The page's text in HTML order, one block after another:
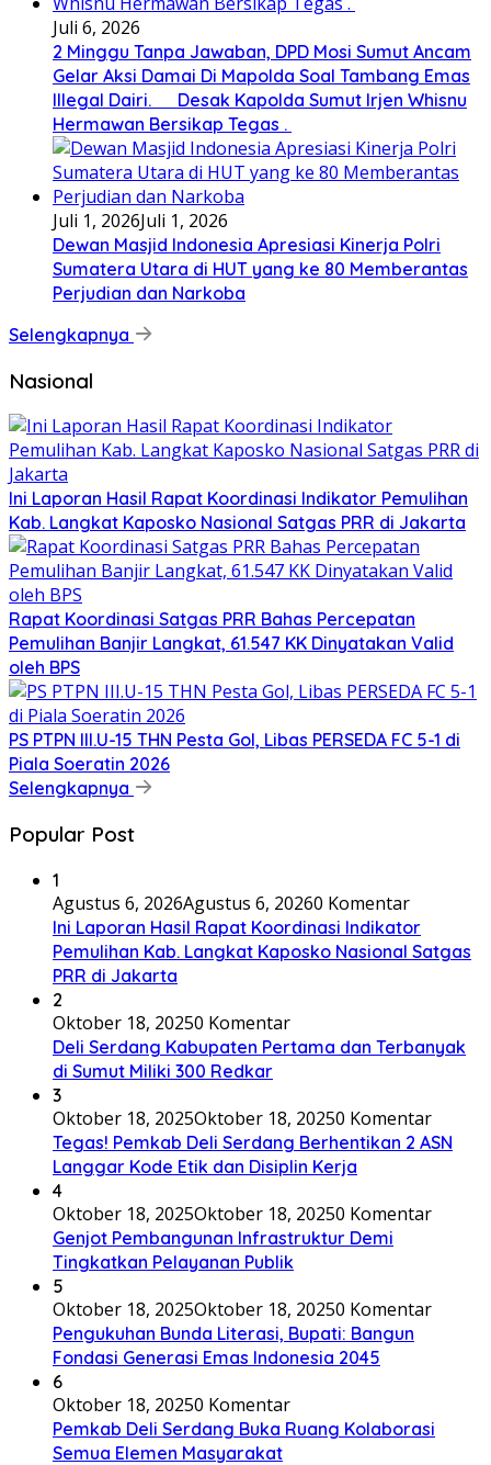
Juli 6, 2026
2 Minggu Tanpa Jawaban, DPD Mosi Sumut Ancam
Gelar Aksi Damai Di Mapolda Soal Tambang Emas
Illegal Dairi. Desak Kapolda Sumut Irjen Whisnu
Hermawan Bersikap Tegas .
Juli 1, 2026Juli 1, 2026
Dewan Masjid Indonesia Apresiasi Kinerja Polri
Sumatera Utara di HUT yang ke 80 Memberantas
Perjudian dan Narkoba
Selengkapnya
Nasional
Ini Laporan Hasil Rapat Koordinasi Indikator Pemulihan
Kab. Langkat Kaposko Nasional Satgas PRR di Jakarta
Rapat Koordinasi Satgas PRR Bahas Percepatan
Pemulihan Banjir Langkat, 61.547 KK Dinyatakan Valid
oleh BPS
PS PTPN III.U-15 THN Pesta Gol, Libas PERSEDA FC 5-1 di
Piala Soeratin 2026
Selengkapnya
Popular Post
1
Agustus 6, 2026Agustus 6, 20260 Komentar
Ini Laporan Hasil Rapat Koordinasi Indikator
Pemulihan Kab. Langkat Kaposko Nasional Satgas
PRR di Jakarta
2
Oktober 18, 20250 Komentar
Deli Serdang Kabupaten Pertama dan Terbanyak
di Sumut Miliki 300 Redkar
3
Oktober 18, 2025Oktober 18, 20250 Komentar
Tegas! Pemkab Deli Serdang Berhentikan 2 ASN
Langgar Kode Etik dan Disiplin Kerja
4
Oktober 18, 2025Oktober 18, 20250 Komentar
Genjot Pembangunan Infrastruktur Demi
Tingkatkan Pelayanan Publik
5
Oktober 18, 2025Oktober 18, 20250 Komentar
Pengukuhan Bunda Literasi, Bupati: Bangun
Fondasi Generasi Emas Indonesia 2045
6
Oktober 18, 20250 Komentar
Pemkab Deli Serdang Buka Ruang Kolaborasi
Semua Elemen Masyarakat